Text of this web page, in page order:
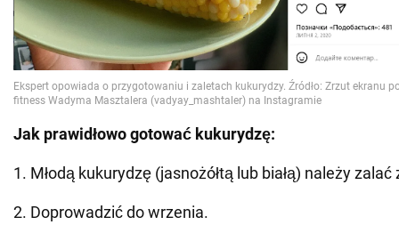
Jak prawidłowo gotować kukurydzę:
1. Młodą kukurydzę (jasnożółtą lub białą) należy
2. Doprowadzić do wrzenia.